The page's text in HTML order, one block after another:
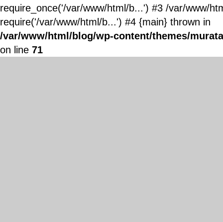
require_once('/var/www/html/b...') #3 /var/www/
require('/var/www/html/b...') #4 {main} thrown in
/var/www/html/blog/wp-content/themes/
on line 71